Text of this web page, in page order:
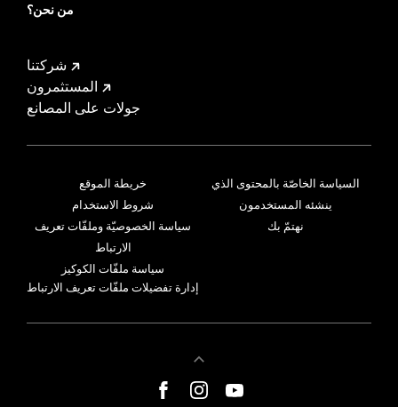
من نحن؟
شركتنا
المستثمرون
جولات على المصانع
خريطة الموقع
شروط الاستخدام
سياسة الخصوصيّة وملفّات تعريف
الارتباط
سياسة ملفّات الكوكيز
إدارة تفضيلات ملفّات تعريف الارتباط
السياسة الخاصّة بالمحتوى الذي
ينشئه المستخدمون
نهتمّ بك